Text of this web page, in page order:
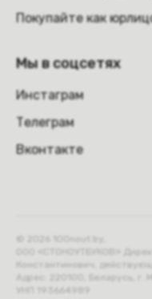
Покупайте как
Мы в соцсетях
Инстаграм
Телеграм
Вконтакте
ООО «СТОНОУТБУКОВ»
Константинович,
Адрес: 220100, Беларусь, г.